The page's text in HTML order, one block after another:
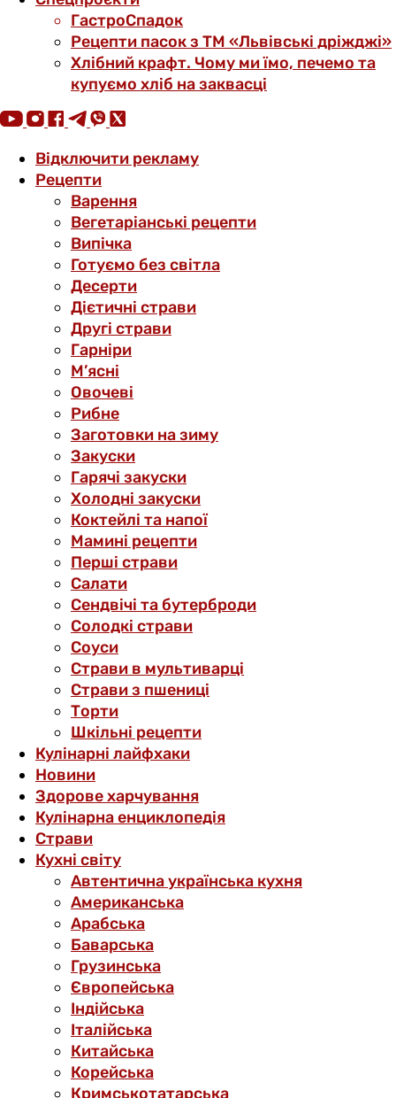
ГастроСпадок
Рецепти пасок з ТМ «Львівські дріжджі»
Хлібний крафт. Чому ми їмо, печемо та
купуємо хліб на заквасці
Відключити рекламу
Рецепти
Варення
Вегетаріанські рецепти
Випічка
Готуємо без світла
Десерти
Дієтичні страви
Другі страви
Гарніри
М’ясні
Овочеві
Рибне
Заготовки на зиму
Закуски
Гарячі закуски
Холодні закуски
Коктейлі та напої
Мамині рецепти
Перші страви
Салати
Сендвічі та бутерброди
Солодкі страви
Соуси
Страви в мультиварці
Страви з пшениці
Торти
Шкільні рецепти
Кулінарні лайфхаки
Новини
Здорове харчування
Кулінарна енциклопедія
Страви
Кухні світу
Автентична українська кухня
Американська
Арабська
Баварська
Грузинська
Європейська
Індійська
Італійська
Китайська
Корейська
Кримськотатарська